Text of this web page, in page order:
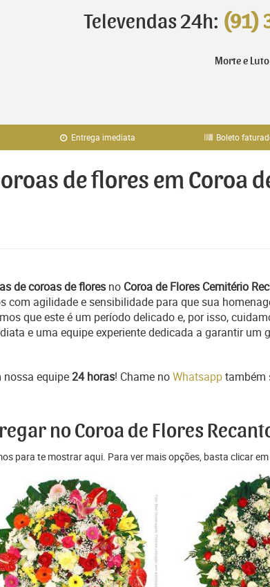
Televendas 24h: (91)
Morte e Luto
Entrega imediata Boleto
de flores em Coroa
de coroas de flores no Coroa de Flores Cemitério
com agilidade e sensibilidade para que sua
que este é um período delicado e, por isso,
e uma equipe experiente dedicada a garantir um
nossa equipe24 horas! Chame noWhatsapptambém
no Coroa de Flores
para te mostrar aqui. Para ver mais opções, basta clicar em